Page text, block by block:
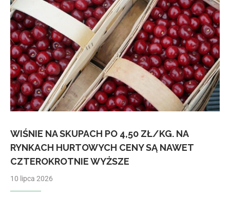
WIŚNIE NA SKUPACH PO 4,50 ZŁ/KG. NA
RYNKACH HURTOWYCH CENY SĄ NAWET
CZTEROKROTNIE WYŻSZE
10 lipca 2026